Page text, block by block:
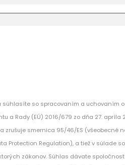
so spracovaním a uchovaním
a Rady (EÚ) 2016/679 zo dňa 27.
zrušuje smernica 95/46/ES
Protection Regulation), a tiež v súlade
zákonov. Súhlas dávate spoločnosti